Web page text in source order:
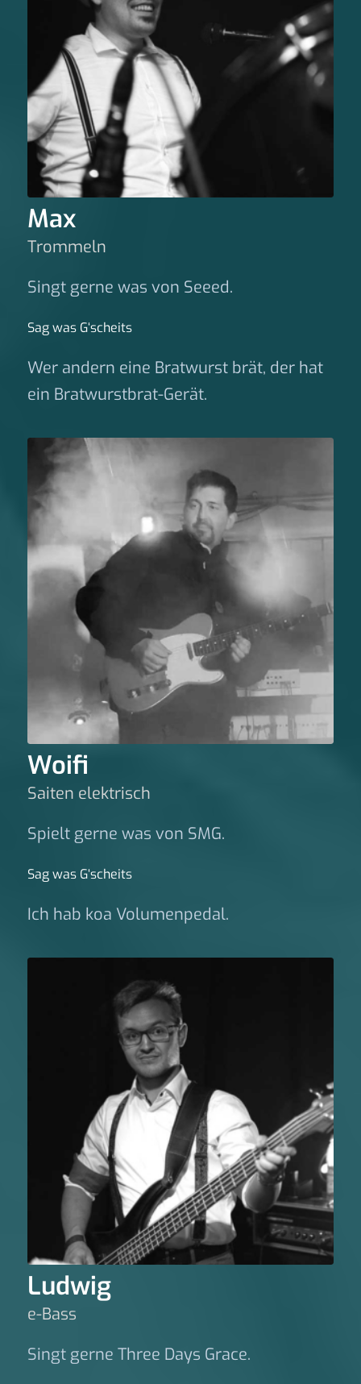
Max
Trommeln
Singt gerne was von Seeed.
Sag was G‘scheits
Wer andern eine Bratwurst brät, der hat
ein Bratwurstbrat-Gerät.
Woifi
Saiten elektrisch
Spielt gerne was von SMG.
Sag was G‘scheits
Ich hab koa Volumenpedal.
Ludwig
e-Bass
Singt gerne Three Days Grace.